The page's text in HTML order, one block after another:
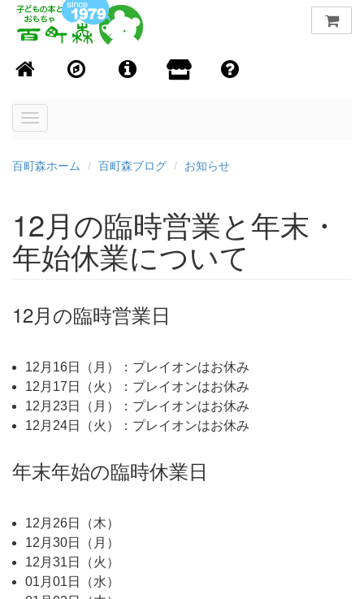
Toggle
百町森ホーム 百町森ブログ お知らせ
12月の臨時営業と年末・
年始休業について
12月の臨時営業日
12月16日（月）：プレイオンはお休み
12月17日（火）：プレイオンはお休み
12月23日（月）：プレイオンはお休み
12月24日（火）：プレイオンはお休み
年末年始の臨時休業日
12月26日（木）
12月30日（月）
12月31日（火）
01月01日（水）